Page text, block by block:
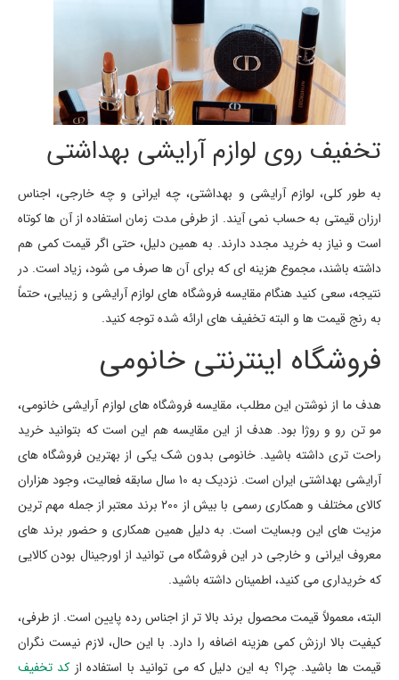
تخفیف روی لوازم آرایشی بهداشتی
به طور کلی، لوازم آرایشی و بهداشتی، چه ایرانی و چه خارجی، اجناس
ارزان قیمتی به حساب نمی آیند. از طرفی مدت زمان استفاده از آن ها کوتاه
است و نیاز به خرید مجدد دارند. به همین دلیل، حتی اگر قیمت کمی هم
داشته باشند، مجموع هزینه ای که برای آن ها صرف می شود، زیاد است. در
نتیجه، سعی کنید هنگام مقایسه فروشگاه های لوازم آرایشی و زیبایی، حتماً
به رنج قیمت ها و البته تخفیف های ارائه شده توجه کنید.
فروشگاه اینترنتی خانومی
هدف ما از نوشتن این مطلب، مقایسه فروشگاه های لوازم آرایشی خانومی،
مو تن رو و روژا بود. هدف از این مقایسه هم این است که بتوانید خرید
راحت تری داشته باشید. خانومی بدون شک یکی از بهترین فروشگاه های
آرایشی بهداشتی ایران است. نزدیک به 10 سال سابقه فعالیت، وجود هزاران
کالای مختلف و همکاری رسمی با بیش از 200 برند معتبر از جمله مهم ترین
مزیت های این وبسایت است. به دلیل همین همکاری و حضور برند های
معروف ایرانی و خارجی در این فروشگاه می توانید از اورجینال بودن کالایی
که خریداری می کنید، اطمینان داشته باشید.
البته، معمولاً قیمت محصول برند بالا تر از اجناس رده پایین است. از طرفی،
کیفیت بالا ارزش کمی هزینه اضافه را دارد. با این حال، لازم نیست نگران
قیمت ها باشید. چرا؟ به این دلیل که می توانید با استفاده از کد تخفیف